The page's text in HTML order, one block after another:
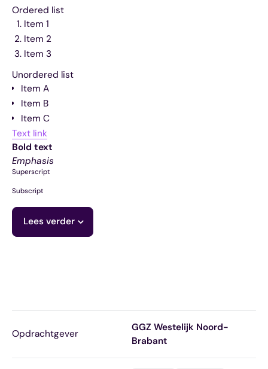
Ordered list
Item 1
Item 2
Item 3
Unordered list
Item A
Item B
Item C
Text link
Bold text
Emphasis
Superscript
Subscript
Lees verder
Opdrachtgever
GGZ Westelijk Noord-
Brabant